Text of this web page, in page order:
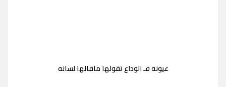
عيونه فـ الوداع تقولها ماقالها لسانه